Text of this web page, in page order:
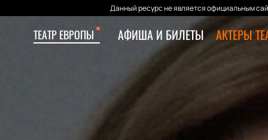
Данный ресурс не является официальным
ТЕАТР ЕВРОПЫ АФИША И БИЛЕТЫ АКТЕРЫ